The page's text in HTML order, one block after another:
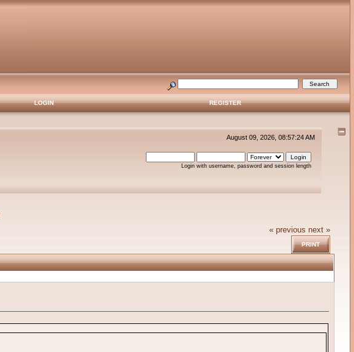
LOGIN REGISTER
August 09, 2026, 08:57:24 AM
Login with username, password and session length
« previous next »
PRINT